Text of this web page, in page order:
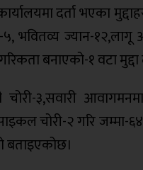
दर्ता भएका
५, भवितव्य ज्यान-
बनाएको-१ वटा
३,सवारी
चोरी-२ गरि जम्मा-
बताइएकोछ।